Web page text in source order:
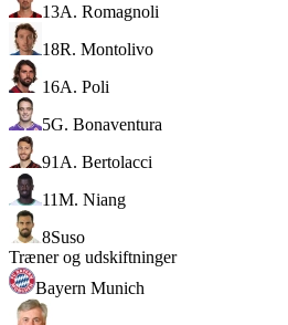
13A. Romagnoli
18R. Montolivo
16A. Poli
5G. Bonaventura
91 A. Bertolacci
11M. Niang
8Suso
Træner og udskiftninger
Bayern Munich